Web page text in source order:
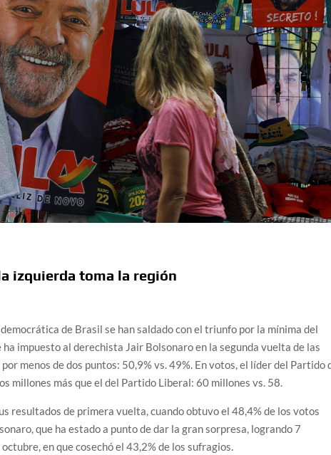
izquierda toma la región
de Brasil se han saldado con el triunfo por la mínima del
impuesto al derechista Jair Bolsonaro en la segunda vuelta de las
menos de dos puntos: 50,9% vs. 49%. En votos, el líder del Partido
millones más que el del Partido Liberal: 60 millones vs. 58.
resultados de primera vuelta, cuando obtuvo el 48,4% de los votos
que ha estado a punto de dar la gran sorpresa, logrando 7
en que cosechó el 43,2% de los sufragios.